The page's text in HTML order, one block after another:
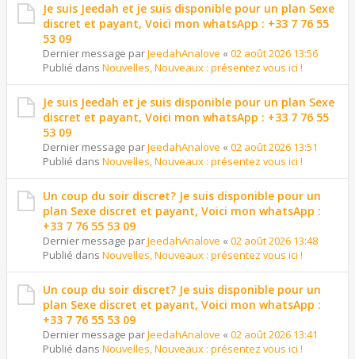
Je suis Jeedah et je suis disponible pour un plan Sexe
discret et payant, Voici mon whatsApp : +33 7 76 55
53 09
Dernier message parJeedahAnalove « 02 août 2026 13:56
Publié dans Nouvelles, Nouveaux : présentez vous ici !
Je suis Jeedah et je suis disponible pour un plan Sexe
discret et payant, Voici mon whatsApp : +33 7 76 55
53 09
Dernier message parJeedahAnalove « 02 août 2026 13:51
Publié dans Nouvelles, Nouveaux : présentez vous ici !
Un coup du soir discret? Je suis disponible pour un
plan Sexe discret et payant, Voici mon whatsApp :
+33 7 76 55 53 09
Dernier message parJeedahAnalove « 02 août 2026 13:48
Publié dans Nouvelles, Nouveaux : présentez vous ici !
Un coup du soir discret? Je suis disponible pour un
plan Sexe discret et payant, Voici mon whatsApp :
+33 7 76 55 53 09
Dernier message parJeedahAnalove « 02 août 2026 13:41
Publié dans Nouvelles, Nouveaux : présentez vous ici !